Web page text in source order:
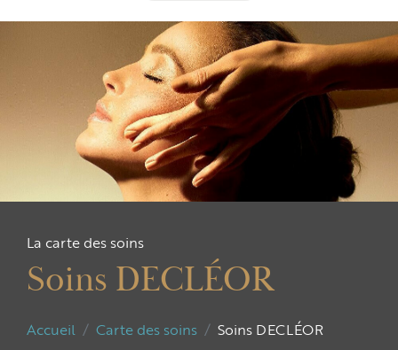
La carte des soins
Soins DECLÉOR
Accueil Carte des soins Soins DECLÉOR